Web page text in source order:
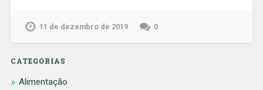
11 de dezembro de 2019 0
CATEGORIAS
Alimentação